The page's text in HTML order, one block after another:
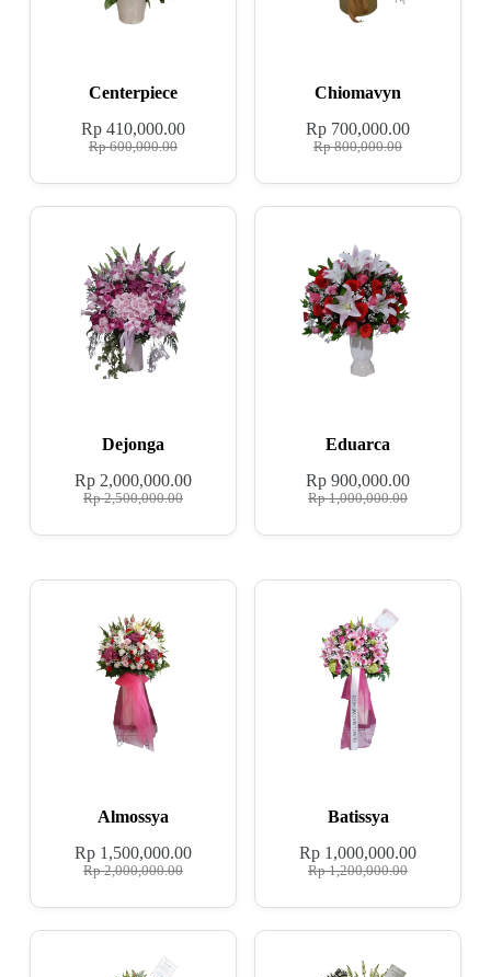
Centerpiece
Rp600,000.00
Rp410,000.00
Chiomavyn
Rp800,000.00
Rp 700,000.00
Dejonga
Rp2,500,000.00
Rp2,000,000.00
Eduarca
Rp1,000,000.00
Rp 900,000.00
Almossya
Rp2,000,000.00
Rp1,500,000.00
Batissya
Rp1,200,000.00
Rp 1,000,000.00